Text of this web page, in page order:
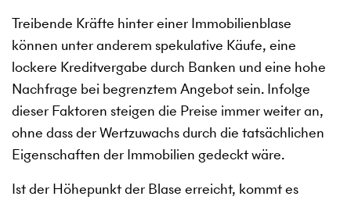
Treibende Kräfte hinter einer Immobilienblase
können unter anderem spekulative Käufe, eine
lockere Kreditvergabe durch Banken und eine hohe
Nachfrage bei begrenztem Angebot sein. Infolge
dieser Faktoren steigen die Preise immer weiter an,
ohne dass der Wertzuwachs durch die tatsächlichen
Eigenschaften der Immobilien gedeckt wäre.
Ist der Höhepunkt der Blase erreicht, kommt es